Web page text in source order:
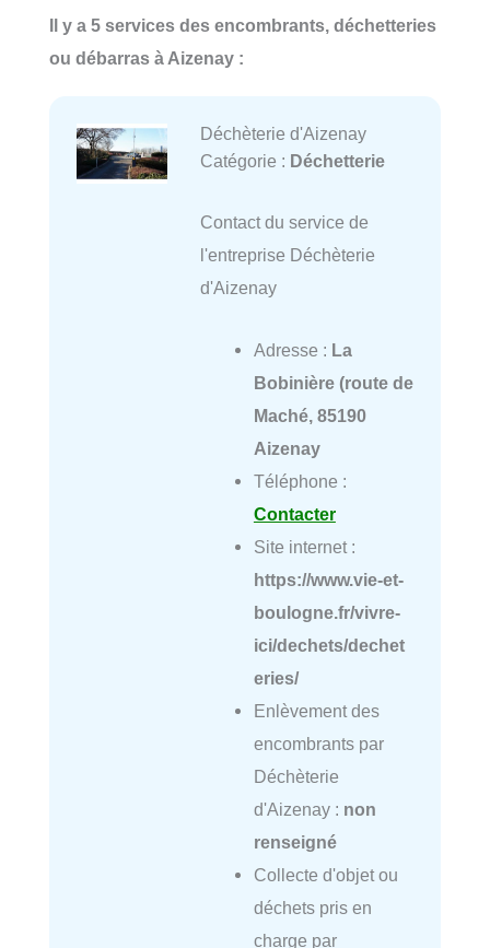
Il y a 5 services des encombrants, déchetteries
ou débarras à Aizenay :
Déchèterie d'Aizenay
Catégorie : Déchetterie
Contact du service de
l'entreprise Déchèterie
d'Aizenay
Adresse : La
Bobinière (route de
Maché, 85190
Aizenay
Téléphone :
Contacter
Site internet :
https://www.vie-et-
boulogne.fr/vivre-
ici/dechets/dechet
eries/
Enlèvement des
encombrants par
Déchèterie
d'Aizenay : non
renseigné
Collecte d'objet ou
déchets pris en
charge par